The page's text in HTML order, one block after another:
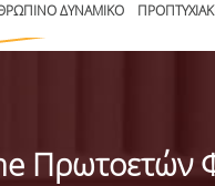
ΔΥΝΑΜΙΚΟ
Πρωτοετών